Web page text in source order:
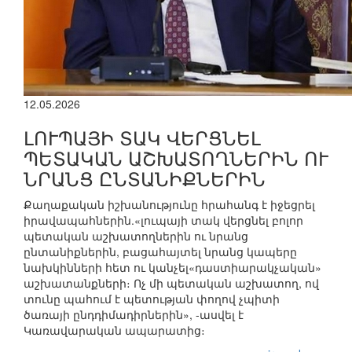
12.05.2026
ԼՈՒՊԱՅԻ ՏԱԿ ՎԵՐՑՆԵԼ
ՊԵՏԱԿԱՆ ԱՇԽԱՏՈՂՆԵՐԻՆ ՈՒ
ՆՐԱՆՑ ԸՆՏԱՆԻՔՆԵՐԻՆ
Քաղաքական իշխանությունը հրահանգ է իջեցրել
իրավապահներին.«լուպայի տակ վերցնել բոլոր
պետական աշխատողներին ու նրանց
ընտանիքներին, բացահայտել նրանց կապերը
նախկինների հետ ու կանչել«դաստիարակչական»
աշխատանքների։ Ոչ մի պետական աշխատող, ով
տունը պահում է պետության փողով չպիտի
ծառայի ընդդիմադիրներին», -ասվել է
Կառավարական ապարատից։